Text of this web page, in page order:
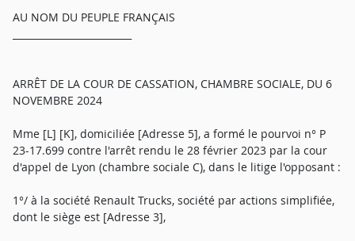
AU NOM DU PEUPLE FRANÇAIS
ARRÊT DE LA COUR DE CASSATION, CHAMBRE SOCIALE, DU 6
NOVEMBRE 2024
Mme [L] [K], domiciliée [Adresse 5], a formé le pourvoi n° P
23-17.699 contre l'arrêt rendu le 28 février 2023 par la cour
d'appel de Lyon (chambre sociale C), dans le litige l'opposant :
1°/ à la société Renault Trucks, société par actions simplifiée,
dont le siège est [Adresse 3],